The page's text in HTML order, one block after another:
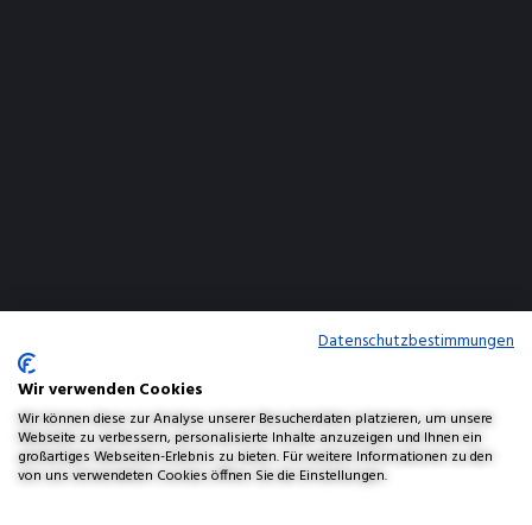
Datenschutzbestimmungen
Wir verwenden Cookies
Wir können diese zur Analyse unserer Besucherdaten platzieren, um unsere
Webseite zu verbessern, personalisierte Inhalte anzuzeigen und Ihnen ein
großartiges Webseiten-Erlebnis zu bieten. Für weitere Informationen zu den
von uns verwendeten Cookies öffnen Sie die Einstellungen.